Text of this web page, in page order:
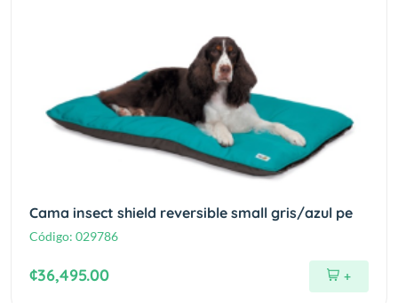
Cama insect shield reversible small gris/azul pe
Código: 029786
¢36,495.00 +